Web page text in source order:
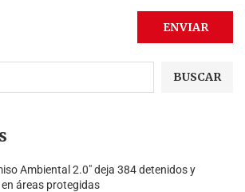
BUSCAR
Ambiental 2.0″ deja 384 detenidos y
áreas protegidas